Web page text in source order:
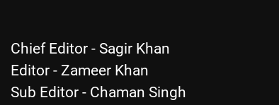
Chief Editor - Sagir Khan
Editor - Zameer Khan
Sub Editor - Chaman Singh